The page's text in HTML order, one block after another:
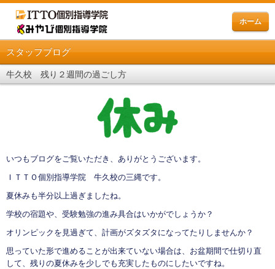
ホーム
スタッフブログ
牛久校 残り２週間の過ごし方
いつもブログをご覧いただき、ありがとうございます。
ＩＴＴＯ個別指導学院 牛久校の三縄です。
夏休みも半分以上過ぎましたね。
学校の宿題や、受験勉強の進み具合はいかがでしょうか？
オリンピックを見過ぎて、計画がズタズタになってたりしませんか？
思っていた形で進めることが出来ていない場合は、お盆期間で仕切り直
して、残りの夏休みを少しでも充実したものにしたいですね。